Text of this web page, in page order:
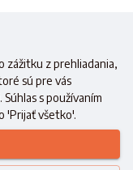
cestovného ruchu a
práva vyhradené.
zážitku z prehliadania,
sú pre vás
s používaním
'Prijať všetko'.